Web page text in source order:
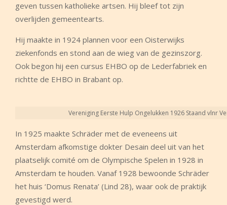
geven tussen katholieke artsen. Hij bleef tot zijn
overlijden gemeentearts.
Hij maakte in 1924 plannen voor een Oisterwijks
ziekenfonds en stond aan de wieg van de gezinszorg.
Ook begon hij een cursus EHBO op de Lederfabriek en
richtte de EHBO in Brabant op.
Vereniging Eerste Hulp Ongelukken 1926 Staand vlnr
In 1925 maakte Schräder met de eveneens uit
Amsterdam afkomstige dokter Desain deel uit van het
plaatselijk comité om de Olympische Spelen in 1928 in
Amsterdam te houden. Vanaf 1928 bewoonde Schräder
het huis ‘Domus Renata’ (Lind 28), waar ook de praktijk
gevestigd werd.